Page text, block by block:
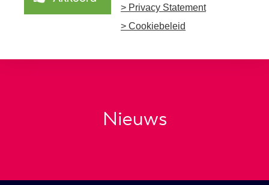
> Privacy Statement
> Cookiebeleid
Nieuws
Aanmelden nieuwsbrief
Nieuws